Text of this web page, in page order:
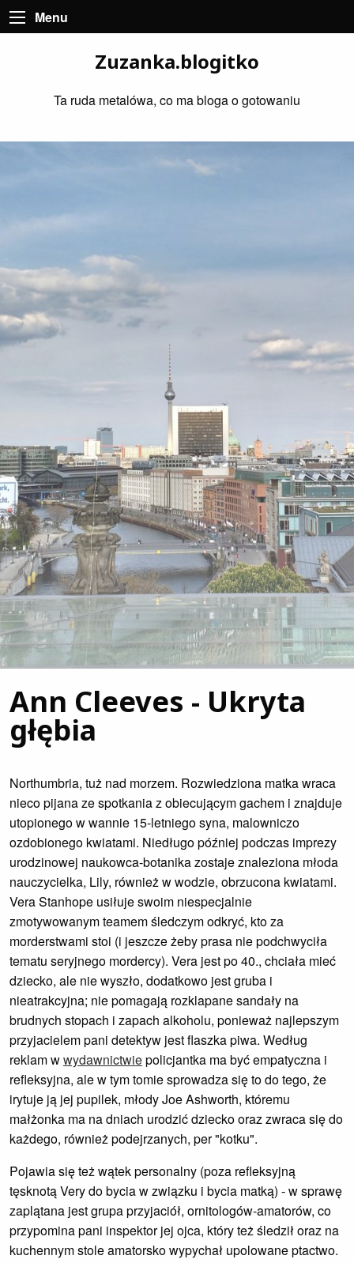
Menu
Zuzanka.blogitko
Ta ruda metalówa, co ma bloga o gotowaniu
Ann Cleeves - Ukryta
głębia
Northumbria, tuż nad morzem. Rozwiedziona matka wraca
nieco pijana ze spotkania z obiecującym gachem i znajduje
utopionego w wannie 15-letniego syna, malowniczo
ozdobionego kwiatami. Niedługo później podczas imprezy
urodzinowej naukowca-botanika zostaje znaleziona młoda
nauczycielka, Lily, również w wodzie, obrzucona kwiatami.
Vera Stanhope usiłuje swoim niespecjalnie
zmotywowanym teamem śledczym odkryć, kto za
morderstwami stoi (i jeszcze żeby prasa nie podchwyciła
tematu seryjnego mordercy). Vera jest po 40., chciała mieć
dziecko, ale nie wyszło, dodatkowo jest gruba i
nieatrakcyjna; nie pomagają rozklapane sandały na
brudnych stopach i zapach alkoholu, ponieważ najlepszym
przyjacielem pani detektyw jest flaszka piwa. Według
reklam wwydawnictwiepolicjantka ma być empatyczna i
refleksyjna, ale w tym tomie sprowadza się to do tego, że
irytuje ją jej pupilek, młody Joe Ashworth, któremu
małżonka ma na dniach urodzić dziecko oraz zwraca się do
każdego, również podejrzanych, per "kotku".
Pojawia się też wątek personalny (poza refleksyjną
tęsknotą Very do bycia w związku i bycia matką) - w sprawę
zaplątana jest grupa przyjaciół, ornitologów-amatorów, co
przypomina pani inspektor jej ojca, który też śledził oraz na
kuchennym stole amatorsko wypychał upolowane ptactwo.